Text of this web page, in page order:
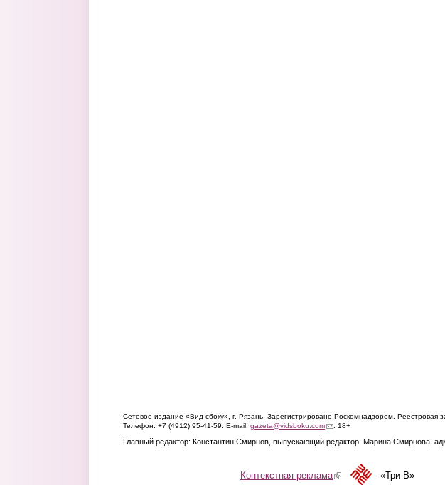
Сетевое издание «Вид сбоку», г. Рязань. Зарегистрировано Роскомнадзором. Реестровая
Телефон: +7 (4912) 95-41-59. E-mail: gazeta@vidsboku.com(link sends e-mail)
. 18+
Главный редактор: Константин Смирнов, выпускающий редактор: Марина Смирнова,
Контекстная реклама(link is external)«Три-В»